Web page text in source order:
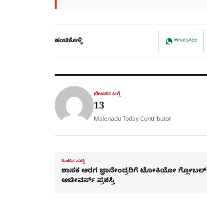
ಹಂಚಿಕೊಳ್ಳಿ WhatsApp
ಲೇಖಕರ ಬಗ್ಗೆ
13
Malenadu Today Contributor
ಹಿಂದಿನ ಸುದ್ದಿ
ಶಾಸಕ ಆರಗ ಜ್ಞಾನೇಂದ್ರರಿಗೆ ಟೋಕಿಯೋ ಗ್ಲೋಬಲ್‌
ಅಚೀವರ್ಸ್‌ ಪ್ರಶಸ್ತಿ